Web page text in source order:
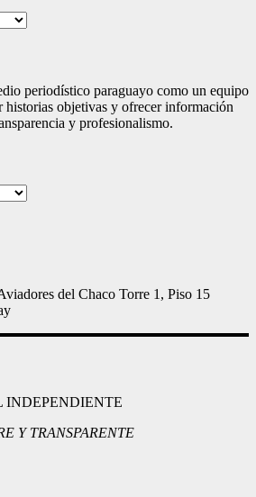
periodístico paraguayo como un equipo
historias objetivas y ofrecer información
y profesionalismo.
del Chaco Torre 1, Piso 15
INDEPENDIENTE
Y TRANSPARENTE